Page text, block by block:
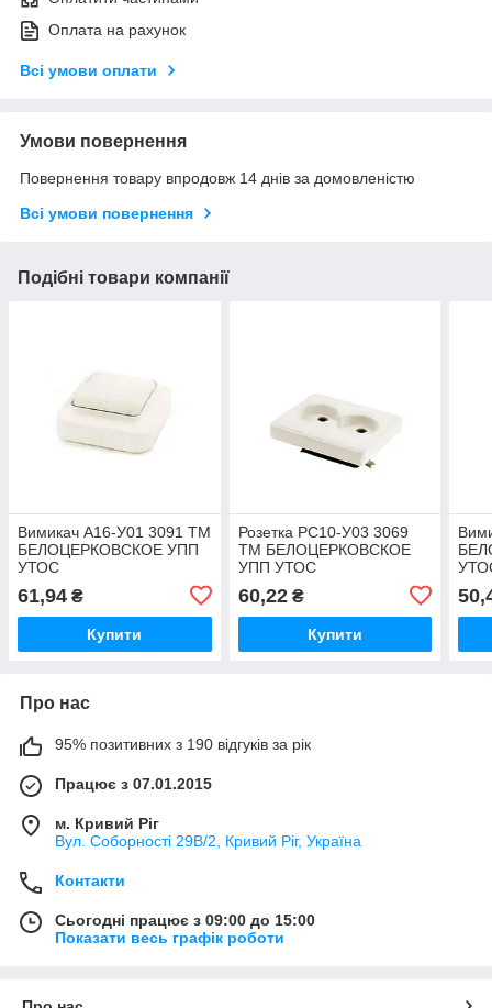
Оплата на рахунок
Всі умови оплати
Умови повернення
Повернення товару впродовж 14 днів за домовленістю
Всі умови повернення
Подібні товари компанії
Вимикач А16-У01 3091 ТМ
БЕЛОЦЕРКОВСКОЕ УПП
УТОС
61,94 ₴
Купити
Розетка РС10-У03 3069
ТМ БЕЛОЦЕРКОВСКОЕ
УПП УТОС
60,22₴
Купити
Про нас
95% позитивних з 190 відгуків за рік
Працює з 07.01.2015
м. Кривий Ріг
Вул. Соборності 29В/2, Кривий Ріг, Україна
Контакти
Сьогодні працює з 09:00 до 15:00
Показати весь графік роботи